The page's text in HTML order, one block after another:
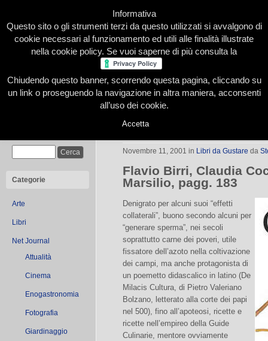
Home Presentazione Redazione Le nostre firme
Categorie
Arte
Libri
Net Journal
Attualità
Cinema
Enogastronomia
Fotografia
Giardinaggio
Cade a fagiolo
Novembre 11, 2001 in Libri da Gustare da
Flavio Birri, Claudia
Marsilio, pagg. 183
Denigrato per alcuni suoi “effetti
collaterali”, buono secondo alcuni per
“generare sperma”, nei secoli
soprattutto carne dei poveri, utile
fissatore dell’azoto nella coltivazione
dei campi, ma anche protagonista di
un poemetto didascalico in latino (De
Milacis Cultura, di Pietro Valeriano
Bolzano, letterato alla corte dei papi
nel 500), fino all’apoteosi, ricette e
ricette nell’empireo della Guide
Culinarie, mentore ovviamente
Informativa
Questo sito o gli strumenti terzi da questo utilizzati si avvalgono di
cookie necessari al funzionamento ed utili alle finalità illustrate
nella cookie policy. Se vuoi saperne di più consulta la
Chiudendo questo banner, scorrendo questa pagina, cliccando su
un link o proseguendo la navigazione in altra maniera, acconsenti
all’uso dei cookie.
Accetta